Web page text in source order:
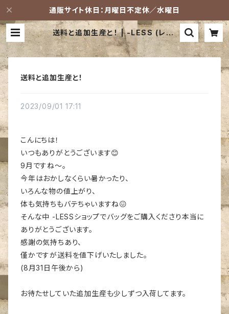
通販サイト休日：月曜日不定休／水曜日
送料と追加生産と！ | -LESS (レス)
革鞄ショップ
送料と追加生産と！
2023/09/01 17:11
こんにちは！
いつもありがとうございます😊
9月ですね〜。
今年はおかしなくらい暑かったり、
いろんな物の値上がり、
体も気持ちもバテちゃいますね😖
そんな中 -LESSショップでバッグをご購入くださり本当に
ありがとうございます。
感謝の気持ちあり、
僅かですが送料を値下げいたしました。
(8月31日午後から)
お待たせしていた追加生産も少しずつ入荷してます。